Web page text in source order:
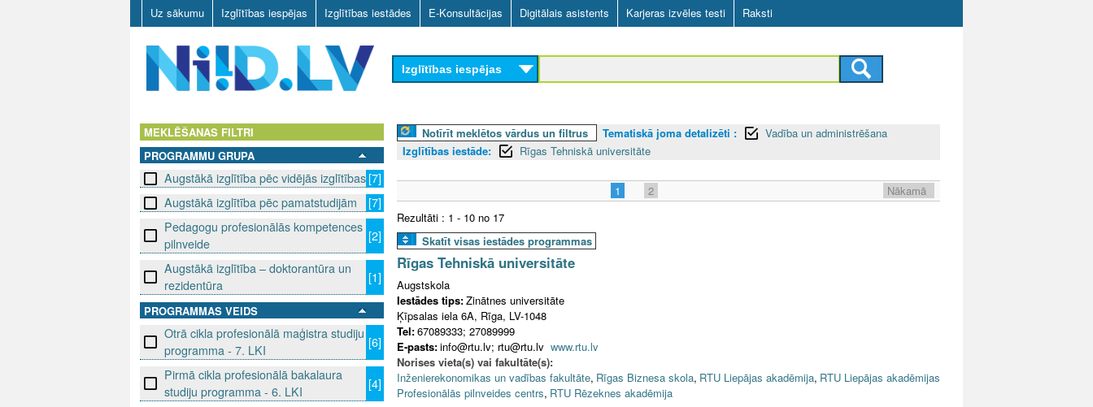
Skip
to
main
content
Uz sākumu Izglītības iespējas Izglītības iestādes E-Konsultācijas Digitālais asistents Karjeras izvēles testi Raksti
D
V
Izglītības iespējas
MEKLĒŠANAS FILTRI
PROGRAMMU GRUPA
Augstākā izglītība pēc vidējās izglītības [7]
Augstākā izglītība pēc pamatstudijām
[7]
Pedagogu profesionālās kompetences
pilnveide
[2]
Augstākā izglītība – doktorantūra un
rezidentūra
[1]
PROGRAMMAS VEIDS
Otrā cikla profesionālā maģistra studiju
programma - 7. LKI
[6]
Pirmā cikla profesionālā bakalaura
studiju programma - 6. LKI
[4]
Notīrīt meklētos vārdus un filtrus Tematiskā joma detalizēti :
Vadība un administrēšana
Izglītības iestāde:
Rīgas Tehniskā universitāte
1 2
Nākamā
Rezultāti : 1 - 10 no 17
Skatīt visas iestādes programmas
Rīgas Tehniskā universitāte
Augstskola
Iestādes tips:Zinātnes universitāte
Ķīpsalas iela 6A, Rīga, LV-1048
Tel:67089333; 27089999
E-pasts:info@rtu.lv; rtu@rtu.lv www.rtu.lv
Norises vieta(s) vai fakultāte(s):
Inženierekonomikas un vadības fakultāte, Rīgas Biznesa skola, RTU Liepājas akadēmija, RTU Liepājas akadēmijas
Profesionālās pilnveides centrs, RTU Rēzeknes akadēmija